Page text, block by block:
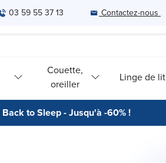
03 59 55 37 13 Contactez-nous
Couette,
oreiller
Linge de lit
to Sleep - Jusqu'à -60% !